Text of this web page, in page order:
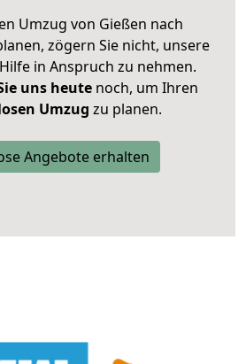
Umzug von Gießen nach
zögern Sie nicht, unsere
in Anspruch zu nehmen.
uns heutenoch, um Ihren
Umzug zu planen.
Angebote erhalten